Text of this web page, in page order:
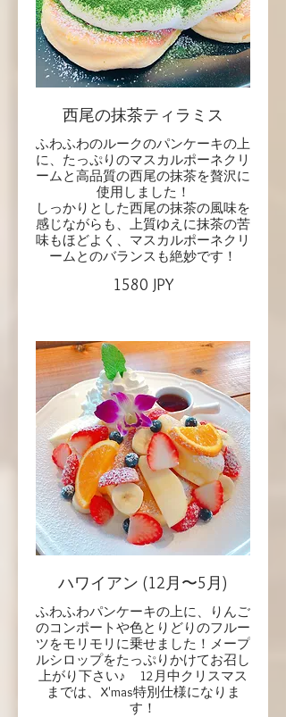
西尾の抹茶ティラミス
ふわふわのルークのパンケーキの上
に、たっぷりのマスカルポーネクリ
ームと高品質の西尾の抹茶を贅沢に
使用しました！
しっかりとした西尾の抹茶の風味を
感じながらも、上質ゆえに抹茶の苦
味もほどよく、マスカルポーネクリ
ームとのバランスも絶妙です！
1580 JPY
ハワイアン (12月〜5月)
ふわふわパンケーキの上に、りんご
のコンポートや色とりどりのフルー
ツをモリモリに乗せました！メープ
ルシロップをたっぷりかけてお召し
上がり下さい♪ 12月中クリスマス
までは、X'mas特別仕様になりま
す！